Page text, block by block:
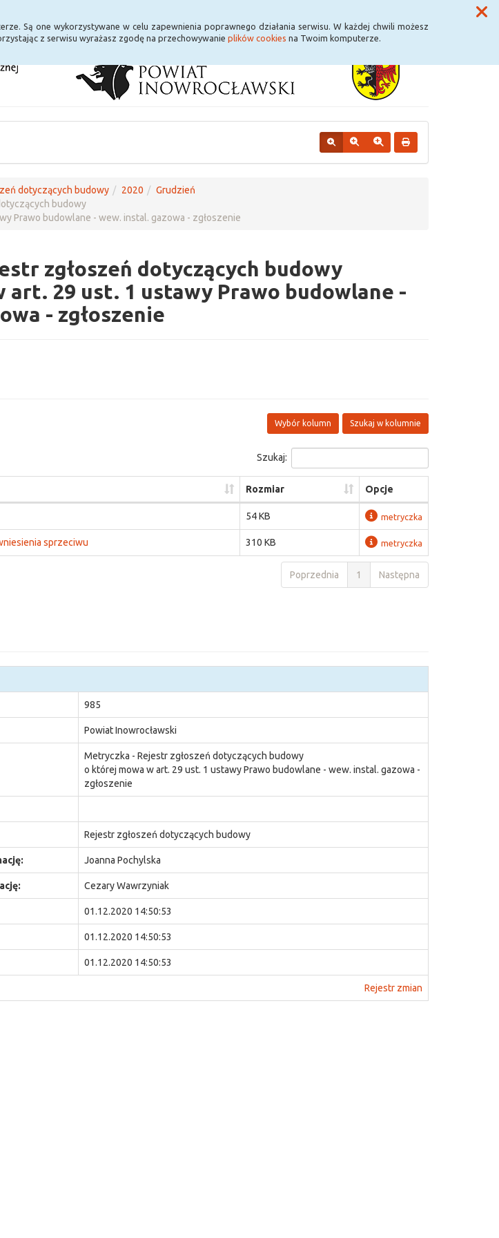
Są one wykorzystywane w celu zapewnienia poprawnego działania serwisu. W każdej chwili możesz
z serwisu wyrażasz zgodę na przechowywanie plików cookies na Twoim komputerze.
dotyczących budowy 2020
Grudzień
budowy
Prawo budowlane - wew. instal. gazowa - zgłoszenie
zgłoszeń dotyczących budowy
art. 29 ust. 1 ustawy Prawo budowlane -
- zgłoszenie
Szukaj w kolumnie
Wybór kolumn
Szukaj:
Rozmiar Opcje
54 KB metryczka
sprzeciwu 310 KB metryczka
Poprzednia 1 Następna
985
Powiat Inowrocławski
Metryczka - Rejestr zgłoszeń dotyczących budowy
o której mowa w art. 29 ust. 1 ustawy Prawo budowlane - wew. instal. gazowa -
zgłoszenie
Rejestr zgłoszeń dotyczących budowy
Joanna Pochylska
Cezary Wawrzyniak
01.12.2020 14:50:53
01.12.2020 14:50:53
01.12.2020 14:50:53
Rejestr zmian